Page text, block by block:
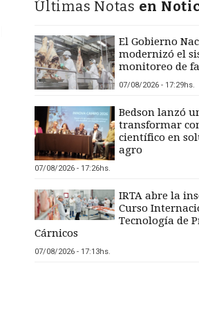
Últimas Notas en
El Gobierno
modernizó el
monitoreo de
07/08/2026 - 17:29hs.
Bedson lanzó
transformar
científico en
agro
07/08/2026 - 17:26hs.
IRTA abre la
Curso
Tecnología de
Cárnicos
07/08/2026 - 17:13hs.